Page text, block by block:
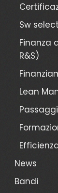
Sw
Finanza
R&S)
Lean
News
Bandi